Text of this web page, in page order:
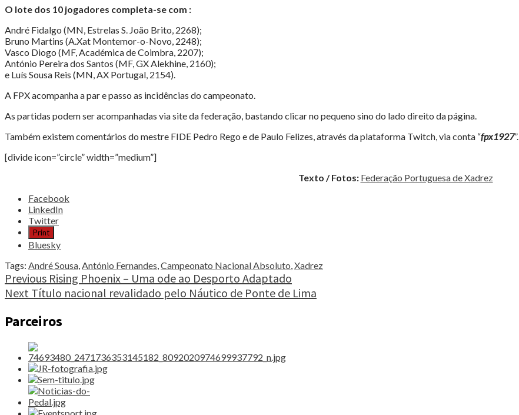
O lote dos 10 jogadores completa-se com :
André Fidalgo (MN, Estrelas S. João Brito, 2268);
Bruno Martins (A.Xat Montemor-o-Novo, 2248);
Vasco Diogo (MF, Académica de Coimbra, 2207);
António Pereira dos Santos (MF, GX Alekhine, 2160);
e Luís Sousa Reis (MN, AX Portugal, 2154).
A FPX acompanha a par e passo as incidências do campeonato.
As partidas podem ser acompanhadas via site da federação, bastando clicar no pequeno sino do lado direito da página.
Também existem comentários do mestre FIDE Pedro Rego e de Paulo Felizes, através da plataforma Twitch, via conta “fpx1927”.
[divide icon=”circle” width=”medium”]
Texto / Fotos: Federação Portuguesa de Xadrez
Share
post
"Nacional
Absoluto
abrilhanta
Cidade
Europeia
do
Desporto"
Facebook
LinkedIn
Twitter
Print
Bluesky
Tags: André Sousa,António Fernandes,Campeonato Nacional Absoluto,Xadrez
Continue
Reading
Previous Rising Phoenix – Uma ode ao Desporto Adaptado
Next Título nacional revalidado pelo Náutico de Ponte de Lima
Parceiros